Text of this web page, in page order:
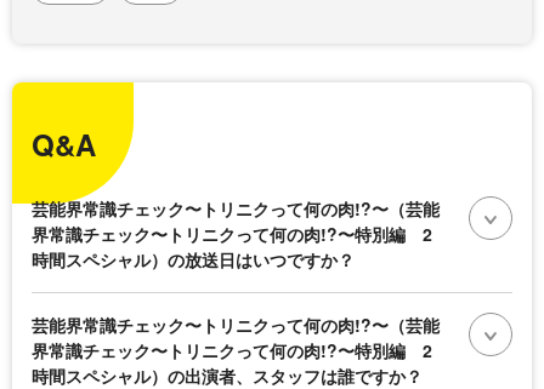
Q&A
芸能界常識チェック〜トリニクって何の肉!?〜（芸能
界常識チェック〜トリニクって何の肉!?〜特別編 2
時間スペシャル）の放送日はいつですか？
芸能界常識チェック〜トリニクって何の肉!?〜（芸能
界常識チェック〜トリニクって何の肉!?〜特別編 2
時間スペシャル）の出演者、スタッフは誰ですか？